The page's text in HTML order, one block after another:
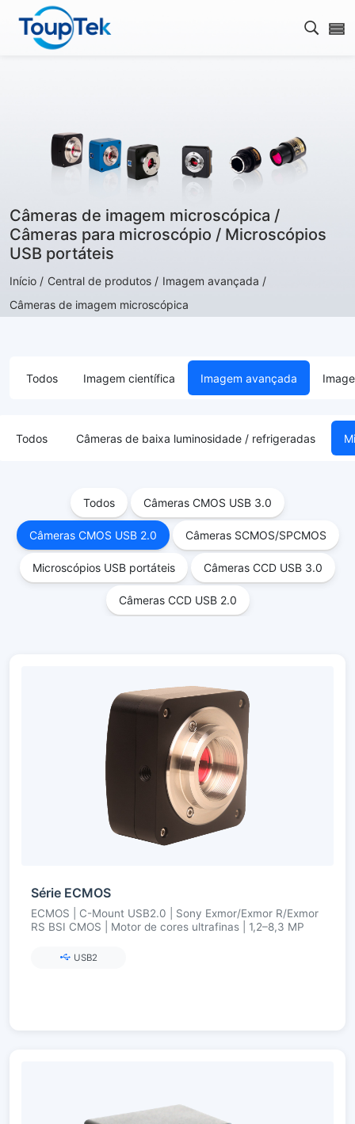
Abrir
Câmeras de imagem microscópica /
Câmeras para microscópio / Microscópios
USB portáteis
Início / Central de produtos / Imagem avançada /
Câmeras de imagem microscópica
Todos Imagem científica Imagem avançada
Todos Câmeras de baixa luminosidade / refrigeradas
Todos Câmeras CMOS USB 3.0
Câmeras CMOS USB 2.0 Câmeras SCMOS/SPCMOS
Microscópios USB portáteis Câmeras CCD USB 3.0
Câmeras CCD USB 2.0
Série ECMOS
ECMOS | C-Mount USB2.0 | Sony Exmor/Exmor R/Exmor
RS BSI CMOS | Motor de cores ultrafinas | 1,2–8,3 MP
USB2